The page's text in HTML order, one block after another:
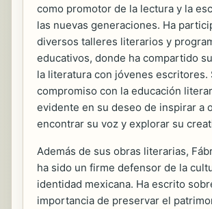
como promotor de la lectura y la
las nuevas generaciones. Ha
diversos talleres literarios y
educativos, donde ha compartido
la literatura con jóvenes escritores.
compromiso con la educación
evidente en su deseo de inspirar a
encontrar su voz y explorar su
Además de sus obras literarias,
ha sido un firme defensor de la
identidad mexicana. Ha escrito
importancia de preservar el